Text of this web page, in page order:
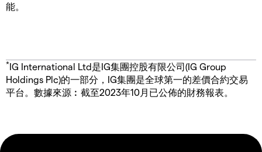
能。
*IG International Ltd是IG集團控股有限公司(IG Group
Holdings Plc)的一部分，IG集團是全球第一的差價合約交易
平台。數據來源︰截至2023年10月已公佈的財務報表。